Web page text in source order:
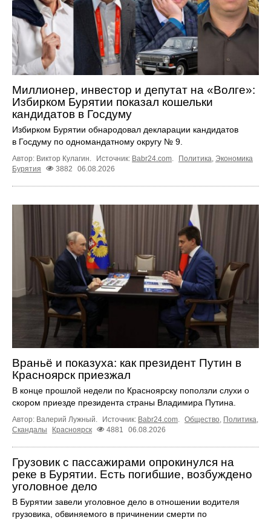
Миллионер, инвестор и депутат на «Волге»:
Избирком Бурятии показал кошельки
кандидатов в Госдуму
Избирком Бурятии обнародовал декларации кандидатов
в Госдуму по одномандатному округу № 9.
Автор: Виктор Кулагин. Источник: Babr24.com. Политика, Экономика
Бурятия
3882 06.08.2026
Враньё и показуха: как президент Путин в
Красноярск приезжал
В конце прошлой недели по Красноярску поползли слухи о
скором приезде президента страны Владимира Путина.
Автор: Валерий Лужный. Источник: Babr24.com. Общество, Политика,
Скандалы
Красноярск 4881 06.08.2026
Грузовик с пассажирами опрокинулся на
реке в Бурятии. Есть погибшие, возбуждено
уголовное дело
В Бурятии завели уголовное дело в отношении водителя
грузовика, обвиняемого в причинении смерти по